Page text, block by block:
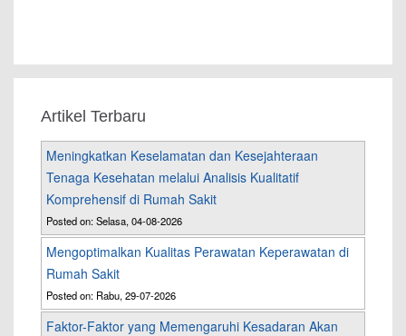
Artikel Terbaru
Meningkatkan Keselamatan dan Kesejahteraan
Tenaga Kesehatan melalui Analisis Kualitatif
Komprehensif di Rumah Sakit
Posted on: Selasa, 04-08-2026
Mengoptimalkan Kualitas Perawatan Keperawatan di
Rumah Sakit
Posted on: Rabu, 29-07-2026
Faktor-Faktor yang Memengaruhi Kesadaran Akan